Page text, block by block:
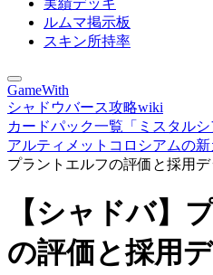
実績デッキ
ルムマ掲示板
スキン所持率
GameWith
シャドウバース攻略wiki
カードパック一覧「ミスタルシ
アルティメットコロシアムの
プラントエルフの評価と採用デ
【シャドバ】
の評価と採用